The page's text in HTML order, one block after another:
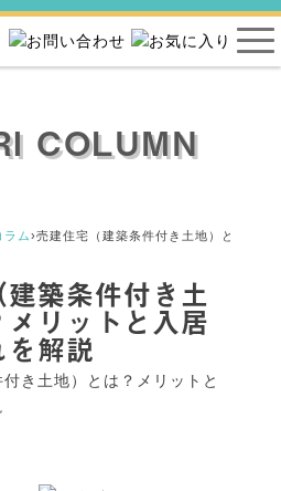
COLUMN
ラム›売建住宅（建築条件付き土地）とは？
築条件付き土
リットと入居
解説